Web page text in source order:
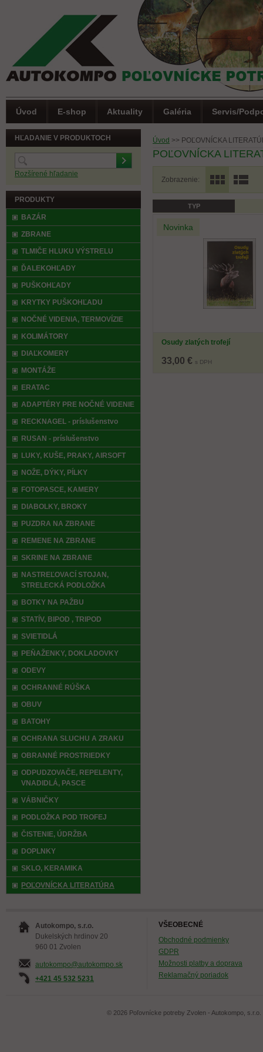
Úvod >> POĽOVNÍCKA
POĽOVNÍCKA
Zobrazenie:
TYPLetná akcia
Novinka
Osudy zlatých trofejí
33,00 € s DPH
HĽADANIE V PRODUKTOCH
Rozšírené hľadanie
PRODUKTY
BAZÁR
ZBRANE
TLMIČE HLUKU VÝSTRELU
ĎALEKOHĽADY
PUŠKOHĽADY
KRYTKY PUŠKOHĽADU
NOČNÉ VIDENIA, TERMOVÍZIE
KOLIMÁTORY
DIAĽKOMERY
MONTÁŽE
ERATAC
ADAPTÉRY PRE NOČNÉ VIDENIE
RECKNAGEL - príslušenstvo
RUSAN - príslušenstvo
LUKY, KUŠE, PRAKY, AIRSOFT
NOŽE, DÝKY, PÍLKY
FOTOPASCE, KAMERY
DIABOLKY, BROKY
PUZDRA NA ZBRANE
REMENE NA ZBRANE
SKRINE NA ZBRANE
NASTREĽOVACÍ STOJAN,
STRELECKÁ PODLOŽKA
BOTKY NA PAŽBU
STATÍV, BIPOD , TRIPOD
SVIETIDLÁ
PEŇAŽENKY, DOKLADOVKY
ODEVY
OCHRANNÉ RÚŠKA
OBUV
BATOHY
OCHRANA SLUCHU A ZRAKU
OBRANNÉ PROSTRIEDKY
ODPUDZOVAČE, REPELENTY,
VNADIDLÁ, PASCE
VÁBNIČKY
PODLOŽKA POD TROFEJ
ČISTENIE, ÚDRŽBA
DOPLNKY
SKLO, KERAMIKA
POĽOVNÍCKA LITERATÚRA
Úvod E-shop Aktuality Galéria Servis/
Autokompo, s.r.o.
Dukelských hrdinov 20
960 01 Zvolen
autokompo@autokompo.sk
+421 45 532 5231
VŠEOBECNÉ
Obchodné podmienky
GDPR
Možnosti platby a doprava
Reklamačný poriadok
© 2026 Poľovnícke potreby Zvolen - Autokompo, s.r.o.